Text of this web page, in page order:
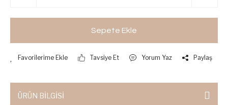
Sepete Ekle
Tavsiye Et Yorum Yaz Paylaş
ÜRÜN BİLGİSİ